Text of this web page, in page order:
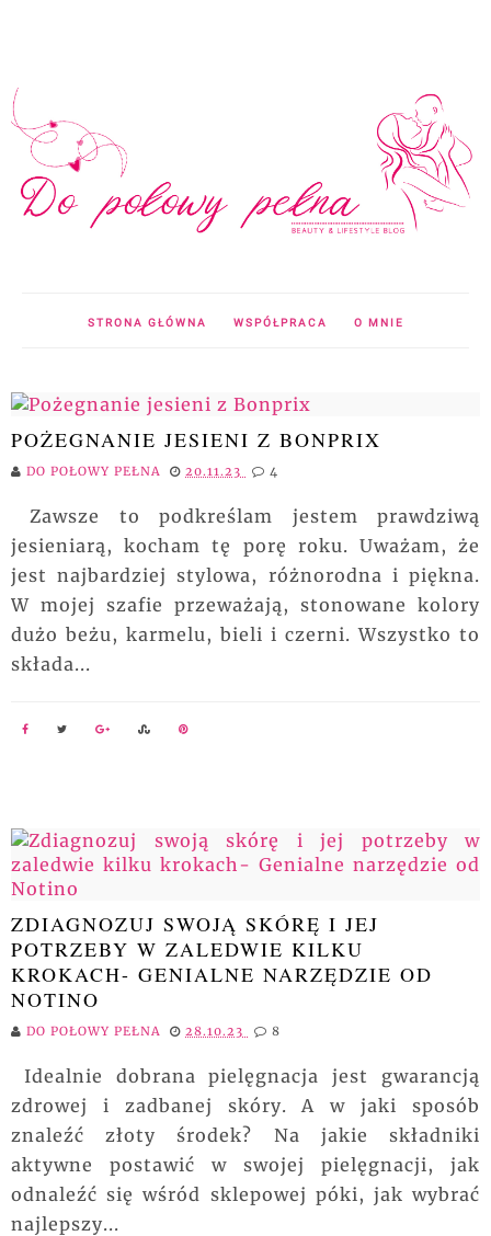
STRONA GŁÓWNA WSPÓŁPRACA O MNIE
POŻEGNANIE JESIENI Z BONPRIX
DO POŁOWY PEŁNA 20.11.23 4
Zawsze to podkreślam jestem prawdziwą
jesieniarą, kocham tę porę roku. Uważam, że
jest najbardziej stylowa, różnorodna i piękna.
W mojej szafie przeważają, stonowane kolory
dużo beżu, karmelu, bieli i czerni. Wszystko to
składa...
ZDIAGNOZUJ SWOJĄ SKÓRĘ I JEJ
POTRZEBY W ZALEDWIE KILKU
KROKACH- GENIALNE NARZĘDZIE OD
NOTINO
DO POŁOWY PEŁNA 28.10.23 8
Idealnie dobrana pielęgnacja jest gwarancją
zdrowej i zadbanej skóry. A w jaki sposób
znaleźć złoty środek? Na jakie składniki
aktywne postawić w swojej pielęgnacji, jak
odnaleźć się wśród sklepowej póki, jak wybrać
najlepszy...